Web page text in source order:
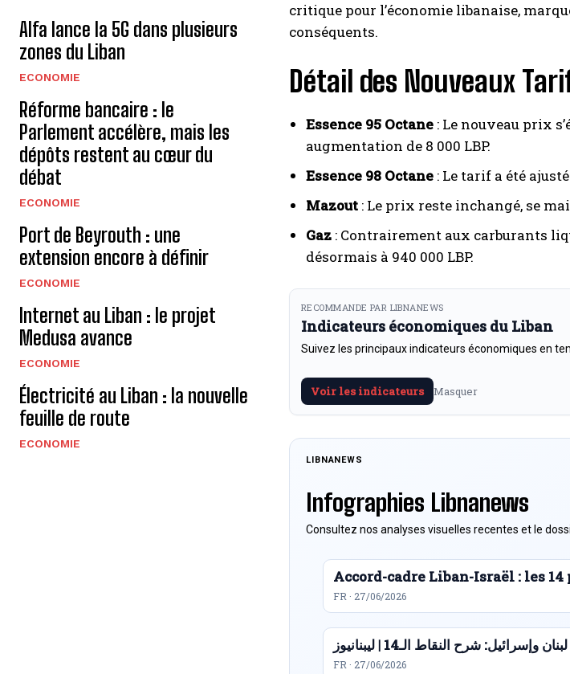
Alfa lance la 5G dans plusieurs
zones du Liban
ECONOMIE
Réforme bancaire : le
Parlement accélère, mais les
dépôts restent au cœur du
débat
ECONOMIE
Port de Beyrouth : une
extension encore à définir
ECONOMIE
Internet au Liban : le projet
Medusa avance
ECONOMIE
Électricité au Liban : la nouvelle
feuille de route
ECONOMIE
critique pour l’économie libanaise,
conséquents.
Détail des Nouveaux
Essence 95 Octane : Le nouveau prix
augmentation de 8 000 LBP.
Essence 98 Octane : Le tarif a été
Mazout : Le prix reste inchangé, se
Gaz : Contrairement aux carburants
désormais à 940 000 LBP.
RECOMMANDE PAR LIBNANEWS
Indicateurs économiques du Liban
Suivez les principaux indicateurs économiques en
Voir les indicateurs Masquer
LIBNANEWS
Infographies Libnanews
Consultez nos analyses visuelles recentes et le
Accord-cadre Liban-Israël : les
FR · 27/06/2026
وإسرائيل: شرح النقاط الـ14 | ليبنانيوز
FR · 27/06/2026